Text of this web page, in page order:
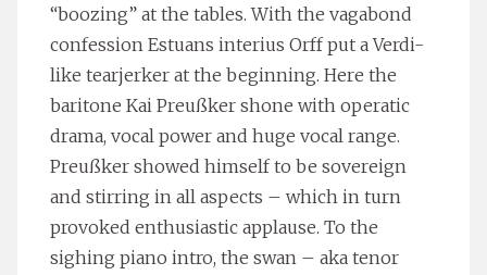
“boozing” at the tables. With the vagabond
confession Estuans interius Orff put a Verdi-
like tearjerker at the beginning. Here the
baritone Kai Preußker shone with operatic
drama, vocal power and huge vocal range.
Preußker showed himself to be sovereign
and stirring in all aspects – which in turn
provoked enthusiastic applause. To the
sighing piano intro, the swan – aka tenor